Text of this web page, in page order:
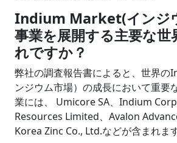
Indium Market(インジ
事業を展開する主要な世
れですか？
弊社の調査報告書によると、世界
ンジウム市場）の成長において重要
業には、 Umicore SA、Indium
Resources Limited、Avalon
Korea Zinc Co., Ltd.などが含まれます